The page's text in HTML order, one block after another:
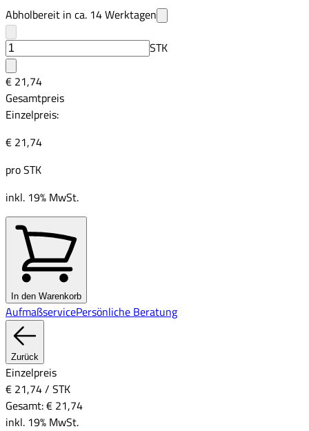
Abholbereit in ca. 14Werktagen
STK
€ 21,74
Gesamtpreis
Einzelpreis:
€ 21,74
proSTK
inkl. 19% MwSt.
In den Warenkorb
AufmaßservicePersönliche Beratung
Zurück
Einzelpreis
€ 21,74/ STK
Gesamt:€ 21,74
inkl. 19% MwSt.